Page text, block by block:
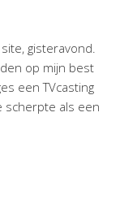
gisteravond.
op mijn best
een TVcasting
scherpte als een